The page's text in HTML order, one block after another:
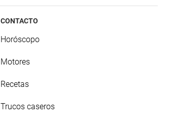
CONTACTO
Horóscopo
Motores
Recetas
Trucos caseros